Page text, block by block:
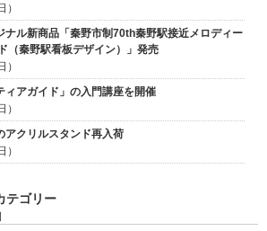
ナル新商品「秦野市制70th秦野駅接近メロディー
（秦野駅看板デザイン）」発売
ィアガイド」の入門講座を開催
アクリルスタンド再入荷
テゴリー